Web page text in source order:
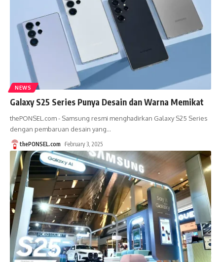
NEWS
Galaxy S25 Series Punya Desain dan Warna Memikat
thePONSEL.com - Samsung resmi menghadirkan Galaxy S25 Series
dengan pembaruan desain yang…
thePONSEL.com February 3, 2025